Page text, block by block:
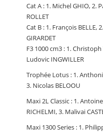
Cat A : 1. Michel GHIO, 2.
ROLLET
Cat B : 1. François BELLE,
GIRARDET
F3 1000 cm3 : 1. Christoph
Ludovic INGWILLER
Trophée Lotus : 1.
3. Nicolas BELOOU
Maxi 2L Classic : 1.
RICHELMI, 3. Malivai
Maxi 1300 Series : 1.